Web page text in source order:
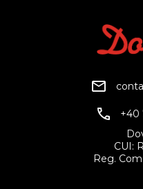
+40
CUI:
Reg.